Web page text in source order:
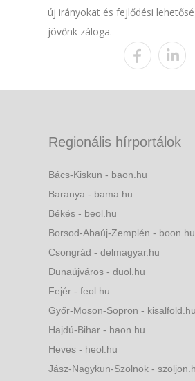
új irányokat és fejlődési
jövőnk záloga.
Regionális hírportálok
Bács-Kiskun - baon.hu
Baranya - bama.hu
Békés - beol.hu
Borsod-Abaúj-Zemplén - boon.hu
Csongrád - delmagyar.hu
Dunaújváros - duol.hu
Fejér - feol.hu
Győr-Moson-Sopron - kisalfold.hu
Hajdú-Bihar - haon.hu
Heves - heol.hu
Jász-Nagykun-Szolnok -